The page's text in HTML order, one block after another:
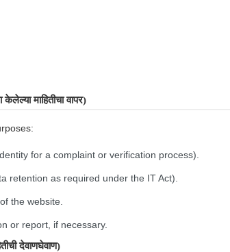
माहितीचा वापर)
for a complaint or verification process).
retention as required under the IT Act).
the website.
or report, if necessary.
देवाणघेवाण)